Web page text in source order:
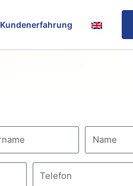
Kundenerfahrung